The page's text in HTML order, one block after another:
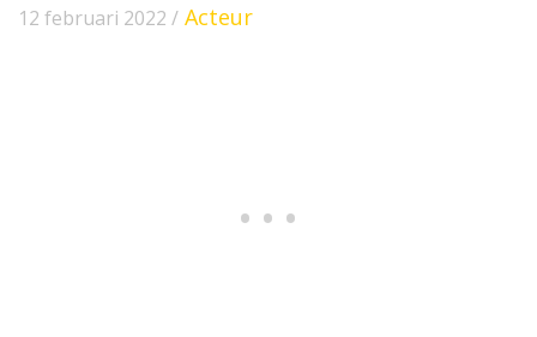
12 februari 2022 / Acteur